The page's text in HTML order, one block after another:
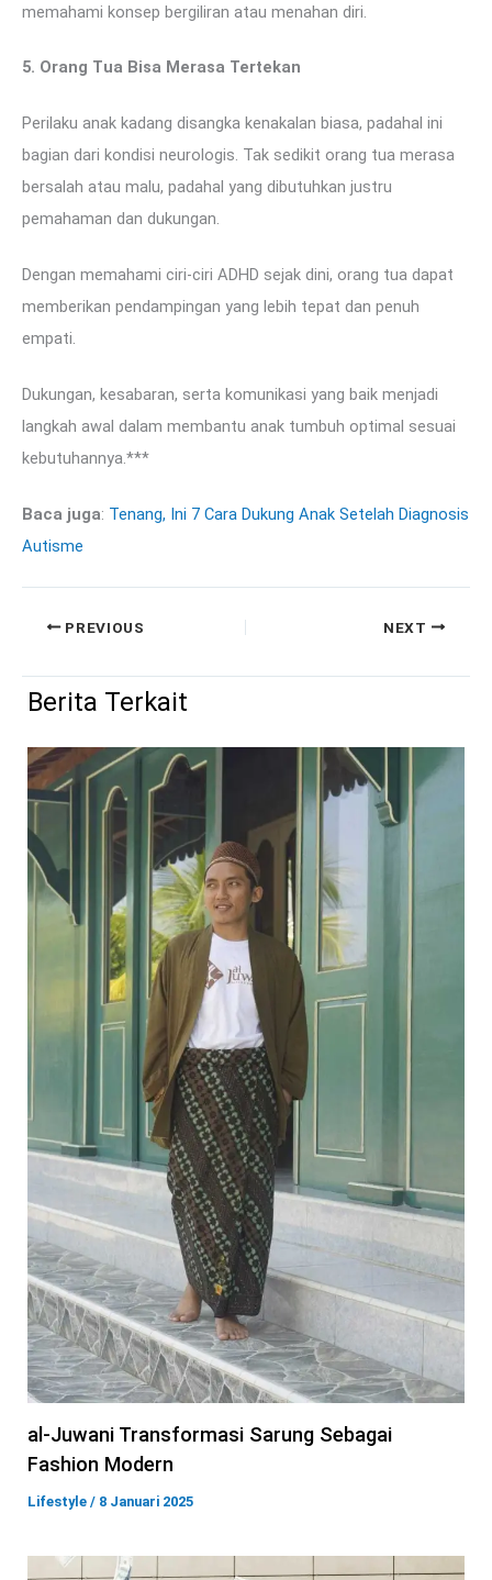
memahami konsep bergiliran atau menahan diri.
5. Orang Tua Bisa Merasa Tertekan
Perilaku anak kadang disangka kenakalan biasa, padahal ini
bagian dari kondisi neurologis. Tak sedikit orang tua merasa
bersalah atau malu, padahal yang dibutuhkan justru
pemahaman dan dukungan.
Dengan memahami ciri-ciri ADHD sejak dini, orang tua dapat
memberikan pendampingan yang lebih tepat dan penuh
empati.
Dukungan, kesabaran, serta komunikasi yang baik menjadi
langkah awal dalam membantu anak tumbuh optimal sesuai
kebutuhannya.***
Baca juga: Tenang, Ini 7 Cara Dukung Anak Setelah Diagnosis
Autisme
PREVIOUS NEXT
Berita Terkait
al-Juwani Transformasi Sarung Sebagai
Fashion Modern
Lifestyle / 8 Januari 2025